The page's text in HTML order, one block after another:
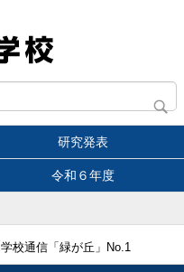
研究発表
令和６年度
学校通信「緑が丘」No.1